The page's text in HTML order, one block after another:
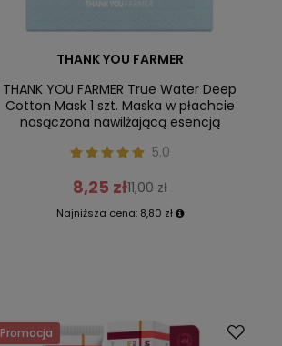
THANK YOU FARMER
THANK YOU FARMER True Water Deep
Cotton Mask 1 szt. Maska w płachcie
nasączona nawilżającą esencją
5.0
8,25 zł11,00 zł
Najniższa cena: 8,80 zł
Promocja